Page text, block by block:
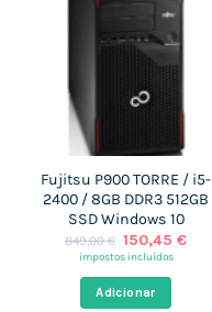
Fujitsu P900 TORRE / i5-
2400 / 8GB DDR3 512GB
SSD Windows 10
849,00€ O
preço
era:
849,00 €.
150,45€O
impostos incluídos
Adicionar